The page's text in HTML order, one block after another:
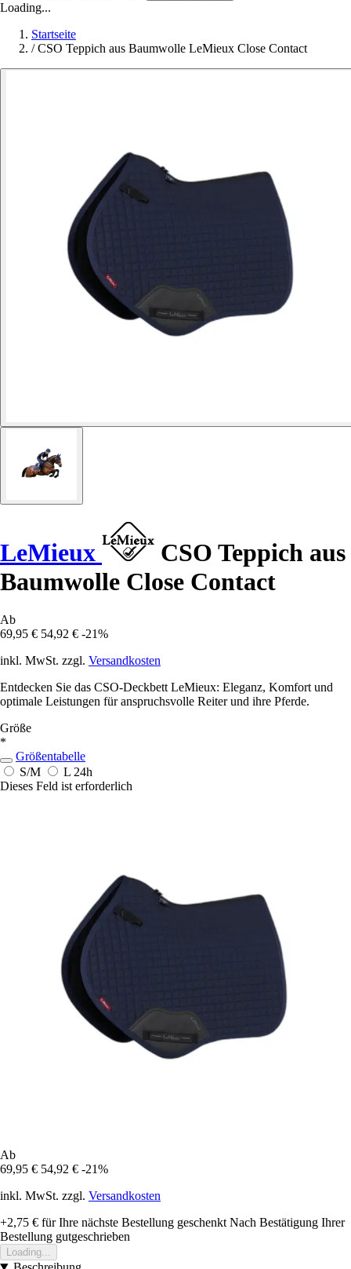
Loading...
Startseite
/ CSO Teppich aus Baumwolle LeMieux Close Contact
LeMieux
CSO Teppich aus
Baumwolle Close Contact
Ab
69,95 € 54,92 € -21%
inkl. MwSt. zzgl. Versandkosten
Entdecken Sie das CSO-Deckbett LeMieux: Eleganz, Komfort und
optimale Leistungen für anspruchsvolle Reiter und ihre Pferde.
Größe
*
Größentabelle
S/M
L 24h
Dieses Feld ist erforderlich
Ab
69,95 € 54,92 € -21%
inkl. MwSt. zzgl. Versandkosten
+2,75 € für Ihre nächste Bestellung geschenkt Nach Bestätigung Ihrer
Bestellung gutgeschrieben
Loading...